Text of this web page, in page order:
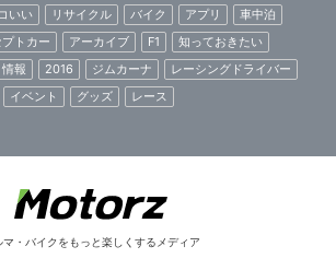
いい リサイクル バイク アプリ
車中泊
トカー アーカイブ F1
知っておきたい
報 2016 ジムカーナ
レーシングドライバー
イベント グッズ レース
マ・バイクをもっと楽しくするメディア